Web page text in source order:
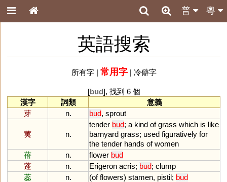
粵
普
英語搜索
所有字| 常用字| 冷僻字
[bud], 找到 6 個
漢字
詞類
意義
芽
n. bud, sprout
荑 n.
tender bud; a kind of grass which is like
barnyard grass; used figuratively for
the tender hands of women
蓓
n. flower bud
蓬
n. Erigeron acris; bud; clump
蕊
n. (of flowers) stamen, pistil; bud